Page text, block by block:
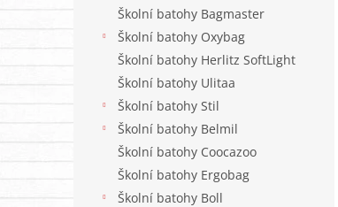
Školní batohy Bagmaster
Školní batohy Oxybag
Školní batohy Herlitz SoftLight
Školní batohy Ulitaa
Školní batohy Stil
Školní batohy Belmil
Školní batohy Coocazoo
Školní batohy Ergobag
Školní batohy Boll